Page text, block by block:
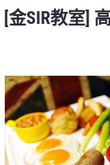
[金SIR教室]